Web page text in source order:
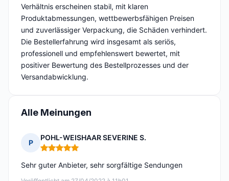
Verhältnis erscheinen stabil, mit klaren
Produktabmessungen, wettbewerbsfähigen Preisen
und zuverlässiger Verpackung, die Schäden verhindert.
Die Bestellerfahrung wird insgesamt als seriös,
professionell und empfehlenswert bewertet, mit
positiver Bewertung des Bestellprozesses und der
Versandabwicklung.
Alle Meinungen
P
POHL-WEISHAAR SEVERINE S.
Hinweis: 5 von 5
Sehr guter Anbieter, sehr sorgfältige Sendungen